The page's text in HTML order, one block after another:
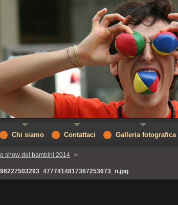
Lo show dei bambini 2014 >
Chi siamo Contattaci Galleria fotografica